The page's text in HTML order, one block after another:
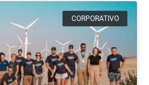
CORPORATIVO